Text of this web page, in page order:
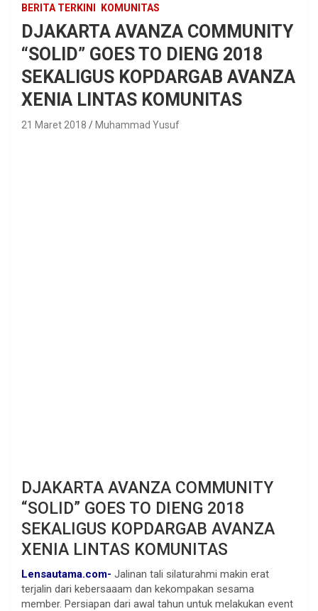
BERITA TERKINI KOMUNITAS
DJAKARTA AVANZA COMMUNITY
“SOLID” GOES TO DIENG 2018
SEKALIGUS KOPDARGAB AVANZA
XENIA LINTAS KOMUNITAS
21 Maret 2018 Muhammad Yusuf
DJAKARTA AVANZA COMMUNITY
“SOLID” GOES TO DIENG 2018
SEKALIGUS KOPDARGAB AVANZA
XENIA LINTAS KOMUNITAS
Lensautama.com- Jalinan tali silaturahmi makin erat
terjalin dari kebersaaam dan kekompakan sesama
member. Persiapan dari awal tahun untuk melakukan event